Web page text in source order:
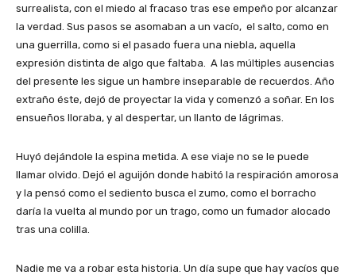
surrealista, con el miedo al fracaso tras ese empeño por alcanzar
la verdad. Sus pasos se asomaban a un vacío, el salto, como en
una guerrilla, como si el pasado fuera una niebla, aquella
expresión distinta de algo que faltaba. A las múltiples ausencias
del presente les sigue un hambre inseparable de recuerdos. Año
extraño éste, dejó de proyectar la vida y comenzó a soñar. En los
ensueños lloraba, y al despertar, un llanto de lágrimas.
Huyó dejándole la espina metida. A ese viaje no se le puede
llamar olvido. Dejó el aguijón donde habitó la respiración amorosa
y la pensó como el sediento busca el zumo, como el borracho
daría la vuelta al mundo por un trago, como un fumador alocado
tras una colilla.
Nadie me va a robar esta historia. Un día supe que hay vacíos que